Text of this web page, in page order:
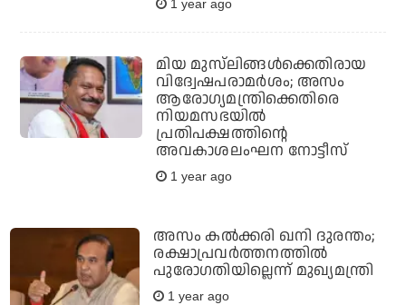
1 year ago
മിയ മുസ്‌ലിങ്ങൾക്കെതിരായ
വിദ്വേഷപരാമര്‍ശം; അസം
ആരോഗ്യമന്ത്രിക്കെതിരെ
നിയമസഭയില്‍
പ്രതിപക്ഷത്തിന്റെ
അവകാശലംഘന നോട്ടീസ്
1 year ago
അസം കല്‍ക്കരി ഖനി ദുരന്തം;
രക്ഷാപ്രവര്‍ത്തനത്തില്‍
പുരോഗതിയില്ലെന്ന് മുഖ്യമന്ത്രി
1 year ago